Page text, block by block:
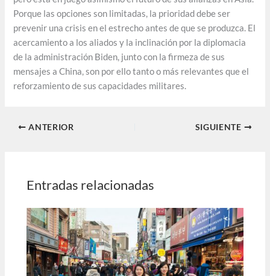
Porque las opciones son limitadas, la prioridad debe ser
prevenir una crisis en el estrecho antes de que se produzca. El
acercamiento a los aliados y la inclinación por la diplomacia
de la administración Biden, junto con la firmeza de sus
mensajes a China, son por ello tanto o más relevantes que el
reforzamiento de sus capacidades militares.
ANTERIOR SIGUIENTE
Entradas relacionadas